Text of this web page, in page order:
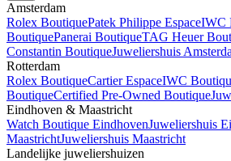
Amsterdam
Rolex BoutiquePatek Philippe EspaceIWC
BoutiquePanerai BoutiqueTAG Heuer
Constantin BoutiqueJuweliershuis
Rotterdam
Rolex BoutiqueCartier EspaceIWC
BoutiqueCertified Pre-Owned Boutique
Eindhoven & Maastricht
Watch Boutique EindhovenJuweliershuis
MaastrichtJuweliershuis Maastricht
Landelijke juweliershuizen